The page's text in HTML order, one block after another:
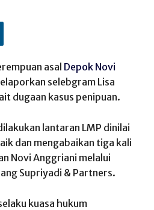
asal Depok Novi
selebgram Lisa
dugaan kasus penipuan.
lantaran LMP dinilai
dan mengabaikan tiga kali
Novi Anggriani melalui
Supriyadi & Partners.
kuasa hukum